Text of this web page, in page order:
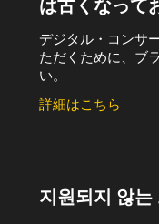
は古くなって
デジタル・コンサ
ただくために、ブ
い。
詳細はこちら
지원되지 않